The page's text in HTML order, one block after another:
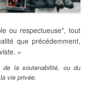
ou respectueuse*, tout
que précédemment,
«
de la soutenabilité, ou du
vie privée.